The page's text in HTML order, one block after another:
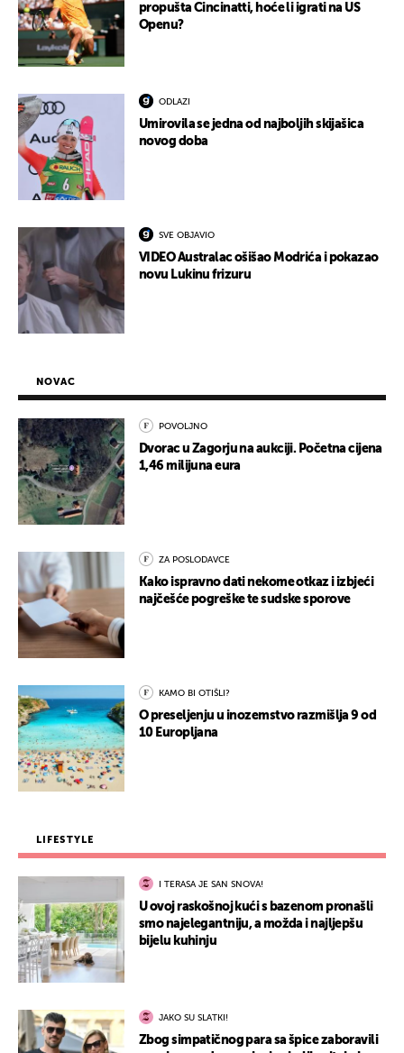
propušta Cincinatti, hoće li igrati na US
Openu?
ODLAZI
Umirovila se jedna od najboljih skijašica
novog doba
SVE OBJAVIO
VIDEO Australac ošišao Modrića i pokazao
novu Lukinu frizuru
NOVAC
POVOLJNO
Dvorac u Zagorju na aukciji. Početna cijena
1,46 milijuna eura
ZA POSLODAVCE
Kako ispravno dati nekome otkaz i izbjeći
najčešće pogreške te sudske sporove
KAMO BI OTIŠLI?
O preseljenju u inozemstvo razmišlja 9 od
10 Europljana
LIFESTYLE
I TERASA JE SAN SNOVA!
U ovoj raskošnoj kući s bazenom pronašli
smo najelegantniju, a možda i najljepšu
bijelu kuhinju
JAKO SU SLATKI!
Zbog simpatičnog para sa špice zaboravili